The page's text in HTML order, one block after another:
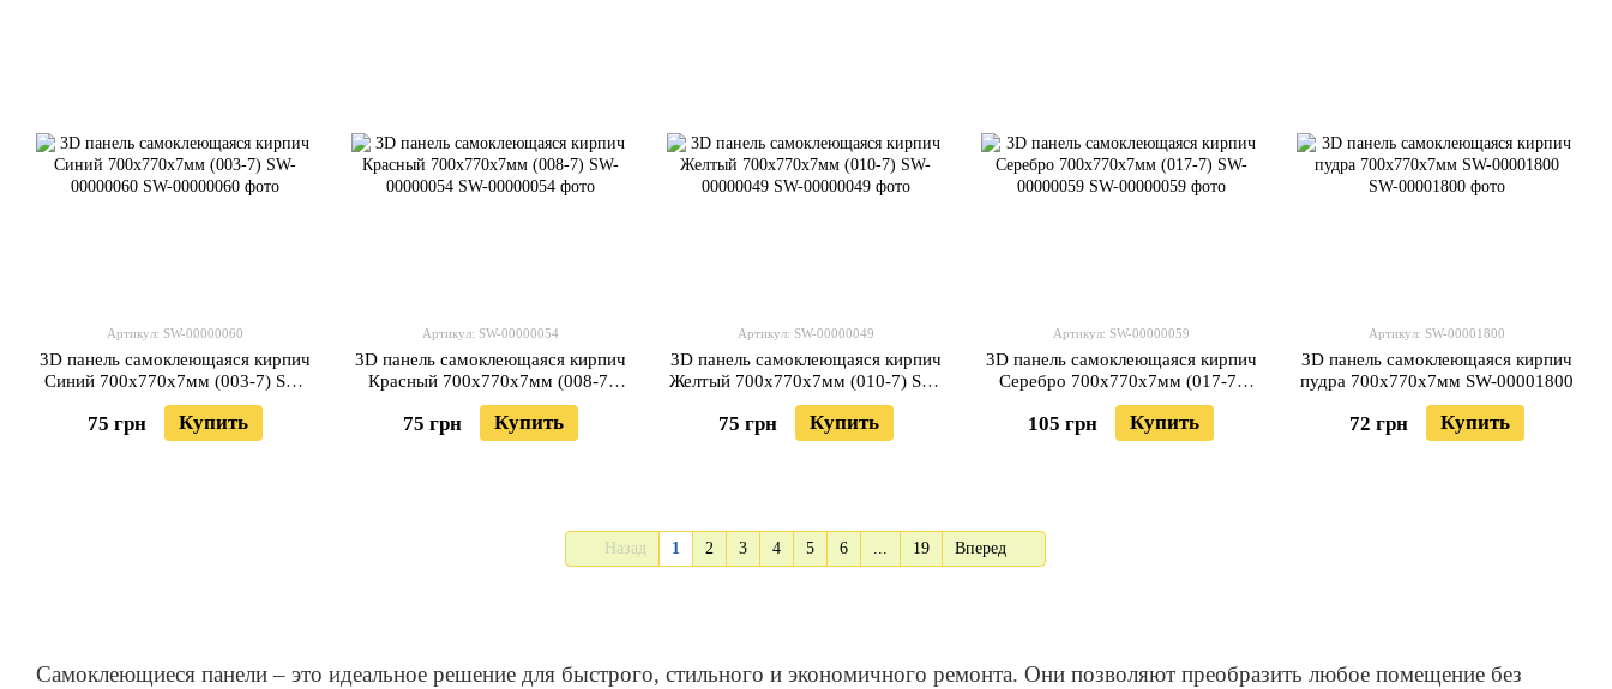
Самоклеющиеся панели – это идеальное решение для быстрого, стильного и экономичного ремонта. Они позволяют преобразить любое помещение без
Артикул: SW-00000060
3D панель самоклеющаяся кирпич
Синий 700x770x7мм (003-7) SW-
00000060
75 грн Купить
Артикул: SW-00000054
3D панель самоклеющаяся кирпич
Красный 700x770x7мм (008-7)
SW-00000054
75 грн Купить
Артикул: SW-00000049
3D панель самоклеющаяся кирпич
Желтый 700x770x7мм (010-7) SW-
00000049
75 грн Купить
Артикул: SW-00000059
3D панель самоклеющаяся кирпич
Серебро 700x770x7мм (017-7)
SW-00000059
105 грн Купить
Артикул: SW-00001800
3D панель самоклеющаяся кирпич
пудра 700х770х7мм SW-00001800
72 грн Купить
Назад 1 2 3 4 5 6 ... 19 Вперед